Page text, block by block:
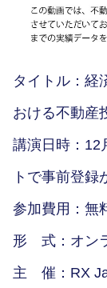
タイトル：経
おける不動産
講演日時：12
トで事前登録
参加費用：無
形 式：オン
主 催：RX